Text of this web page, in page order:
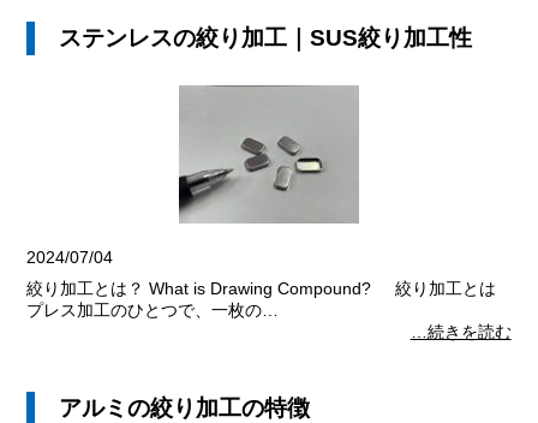
ステンレスの絞り加工｜SUS絞り加工性
2024/07/04
絞り加工とは？ What is Drawing Compound? 絞り加工とは
プレス加工のひとつで、一枚の…
…続きを読む
アルミの絞り加工の特徴